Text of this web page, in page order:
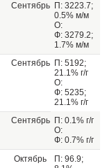
Сентябрь
П: 3223.7;
0.5% м/м
О:
Ф: 3279.2;
1.7% м/м
Сентябрь
П: 5192;
21.1% г/г
О:
Ф: 5235;
21.1% г/г
Сентябрь
П: 0.1% г/г
О:
Ф: 0.7% г/г
Октябрь
П: 96.9;